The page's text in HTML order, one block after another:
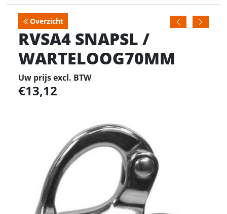
Overzicht
RVSA4 SNAPSL /
WARTELOOG70MM
Uw prijs excl. BTW
13,12